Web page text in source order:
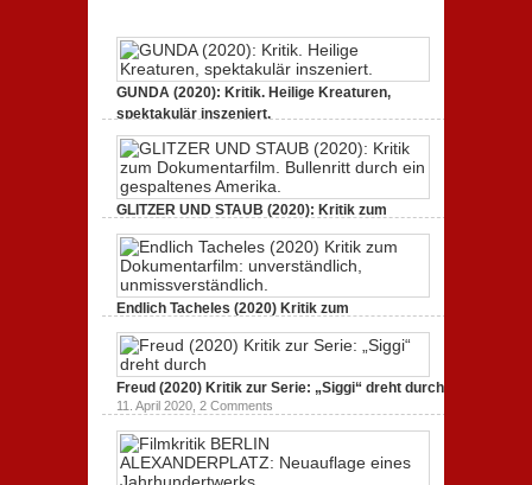
GUNDA (2020): Kritik. Heilige Kreaturen,
spektakulär inszeniert.
GLITZER UND STAUB (2020): Kritik zum
Dokumentarfilm. Bullenritt durch ein
gespaltenes Amerika.
3. Oktober 2020,2 Comments
Endlich Tacheles (2020) Kritik zum
Dokumentarfilm: unverständlich,
unmissverständlich.
19. Mai 2020,0 Comments
Freud (2020) Kritik zur Serie: „Siggi“ dreht durch
11. April 2020, 2 Comments